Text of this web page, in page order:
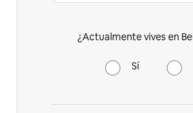
¿Actualmente vives en
Sí